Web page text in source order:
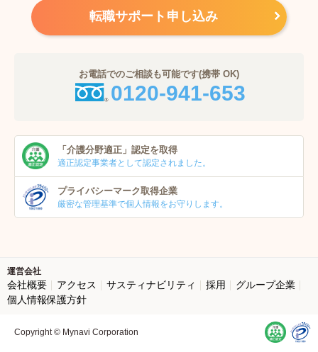
転職サポート申し込み
お電話でのご相談も可能です(携帯 OK)
0120-941-653
「介護分野適正」 認定を取得
適正認定事業者として認定されました。
プライバシーマーク取得企業
厳密な管理基準で個人情報をお守りします。
運営会社
会社概要 アクセス サスティナビリティ 採用
グループ企業
個人情報保護方針
Copyright © Mynavi Corporation